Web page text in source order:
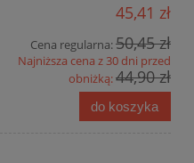
45,41 zł
Cena regularna:50,45 zł
Najniższa cena z 30 dni przed
obniżką:44,90 zł
do koszyka